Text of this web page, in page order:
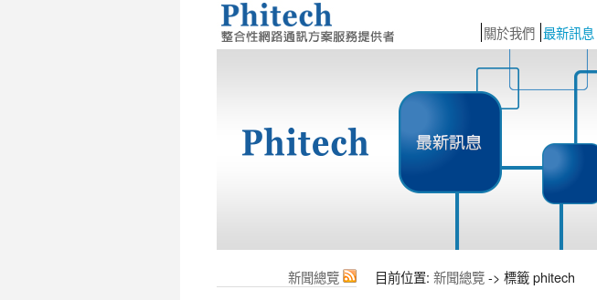
關於我們 最新訊息
新聞總覽
目前位置: 新聞總覽-> 標籤 phitech